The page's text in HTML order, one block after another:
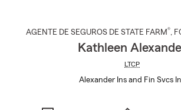
AGENTE DE SEGUROS DE STATE FARM®,
Kathleen
LTCP
Alexander Ins and Fin Svcs